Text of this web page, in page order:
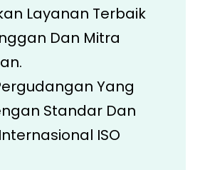
Layanan Terbaik
Dan Mitra
Yang
Standar Dan
ISO